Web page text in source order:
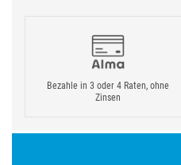
Bezahle in 3 oder 4 Raten, ohne
Zinsen